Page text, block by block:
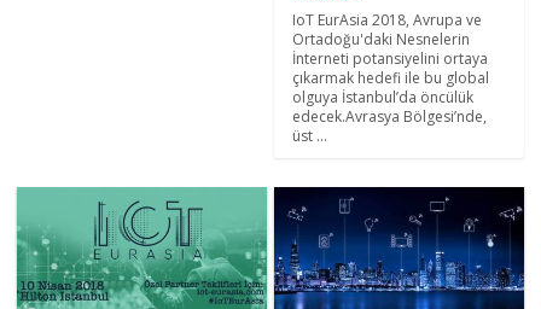
IoT EurAsia 2018, Avrupa ve
Ortadoğu'daki Nesnelerin
İnterneti potansiyelini ortaya
çıkarmak hedefi ile bu global
olguya İstanbul’da öncülük
edecek.Avrasya Bölgesi’nde,
üst ...